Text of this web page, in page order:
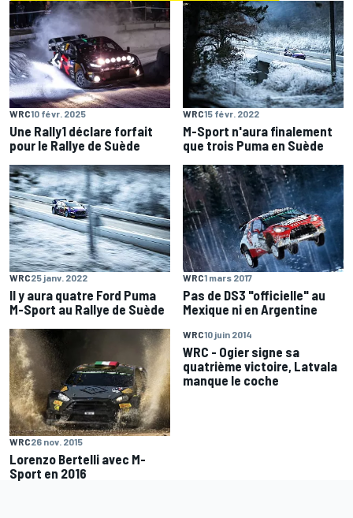
WRC10 févr. 2025
Une Rally1 déclare forfait
pour le Rallye de Suède
WRC15 févr. 2022
M-Sport n'aura finalement
que trois Puma en Suède
WRC25 janv. 2022
Il y aura quatre Ford Puma
M-Sport au Rallye de Suède
WRC1 mars 2017
Pas de DS3 "officielle" au
Mexique ni en Argentine
WRC26 nov. 2015
Lorenzo Bertelli avec M-
Sport en 2016
WRC10 juin 2014
WRC - Ogier signe sa
quatrième victoire, Latvala
manque le coche